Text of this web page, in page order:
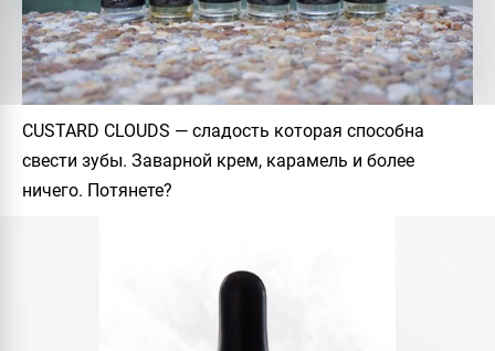
CUSTARD CLOUDS — сладость которая способна
свести зубы. Заварной крем, карамель и более
ничего. Потянете?